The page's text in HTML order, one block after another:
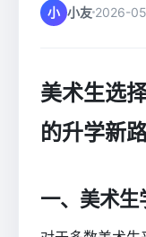
小 小友 2026-
美术生选
的升学新
一、美术生